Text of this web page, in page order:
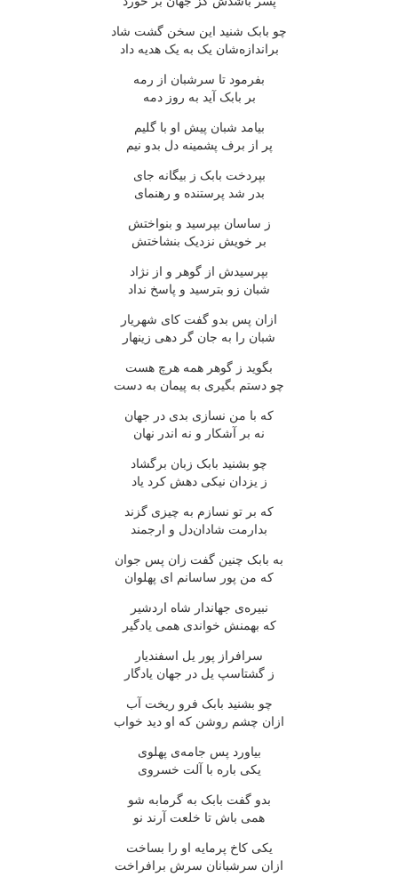
چو بابک شنید این سخن گشت شاد
براندازه‌شان یک به یک هدیه داد
بفرمود تا سرشبان از رمه
بر بابک آید به روز دمه
بیامد شبان پیش او با گلیم
پر از برف پشمینه دل بدو نیم
بپردخت بابک ز بیگانه جای
بدر شد پرستنده و رهنمای
ز ساسان بپرسید و بنواختش
بر خویش نزدیک بنشاختش
بپرسیدش از گوهر و از نژاد
شبان زو بترسید و پاسخ نداد
ازان پس بدو گفت کای شهریار
شبان را به جان گر دهی زینهار
بگوید ز گوهر همه هرچ هست
چو دستم بگیری به پیمان به دست
که با من نسازی بدی در جهان
نه بر آشکار و نه اندر نهان
چو بشنید بابک زبان برگشاد
ز یزدان نیکی دهش کرد یاد
که بر تو نسازم به چیزی گزند
بدارمت شادان‌دل و ارجمند
به بابک چنین گفت زان پس جوان
که من پور ساسانم ای پهلوان
نبیره‌ی جهاندار شاه اردشیر
که بهمنش خواندی همی یادگیر
سرافراز پور یل اسفندیار
ز گشتاسپ یل در جهان یادگار
چو بشنید بابک فرو ریخت آب
ازان چشم روشن که او دید خواب
بیاورد پس جامه‌ی پهلوی
یکی باره با آلت خسروی
بدو گفت بابک به گرمابه شو
همی باش تا خلعت آرند نو
یکی کاخ پرمایه او را بساخت
ازان سرشبانان سرش برافراخت